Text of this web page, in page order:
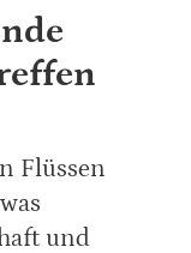
Flüssen
und